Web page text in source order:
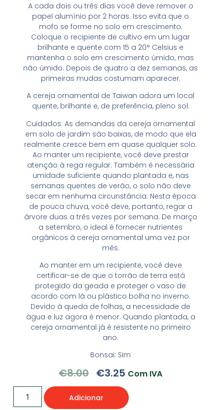
A cada dois ou três dias você deve remover o
papel alumínio por 2 horas. Isso evita que o
mofo se forme no solo em crescimento.
Coloque o recipiente de cultivo em um lugar
brilhante e quente com 15 a 20° Celsius e
mantenha o solo em crescimento úmido, mas
não úmido. Depois de quatro a dez semanas, as
primeiras mudas costumam aparecer.
A cereja ornamental de Taiwan adora um local
quente, brilhante e, de preferência, pleno sol.
Cuidados: As demandas da cereja ornamental
em solo de jardim são baixas, de modo que ela
realmente cresce bem em quase qualquer solo.
Ao manter um recipiente, você deve prestar
atenção à rega regular. Também é necessária
umidade suficiente quando plantada e, nas
semanas quentes de verão, o solo não deve
secar em nenhuma circunstância. Nesta época
de pouca chuva, você deve, portanto, regar a
árvore duas a três vezes por semana. De março
a setembro, o ideal é fornecer nutrientes
orgânicos à cereja ornamental uma vez por
mês.
Ao manter em um recipiente, você deve
certificar-se de que o torrão de terra está
protegido da geada e proteger o vaso de
acordo com lã ou plástico bolha no inverno.
Devido à queda de folhas, a necessidade de
água e luz agora é menor. Quando plantada, a
cereja ornamental já é resistente no primeiro
ano.
Bonsai: Sim
€8.00 €3.25 Com IVA
Adicionar